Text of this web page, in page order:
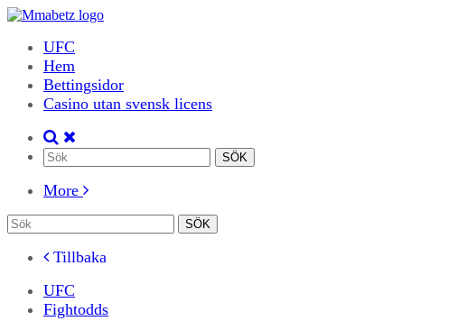
UFC
Hem
Bettingsidor
Casino utan svensk licens
More
Tillbaka
UFC
Fightodds